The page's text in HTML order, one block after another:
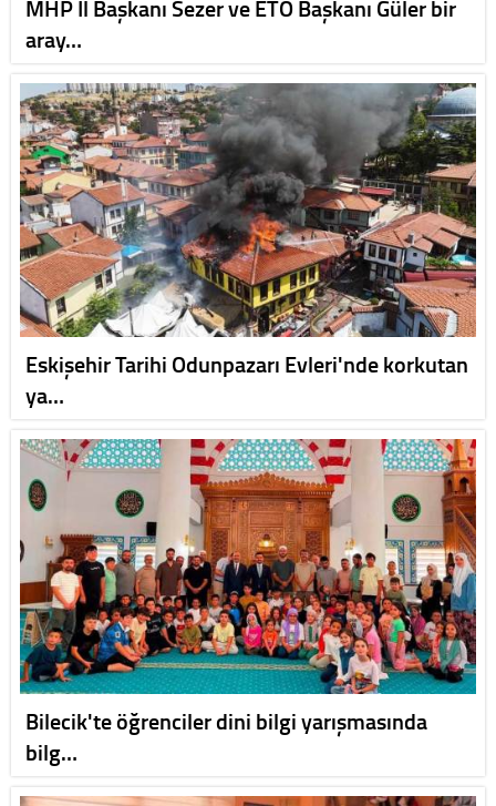
MHP İl Başkanı Sezer ve ETO Başkanı Güler bir
aray…
Eskişehir Tarihi Odunpazarı Evleri'nde korkutan
ya…
Bilecik'te öğrenciler dini bilgi yarışmasında
bilg…